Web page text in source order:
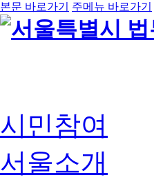
본문 바로가기 주메뉴 바로가기
시민참여
서울소개